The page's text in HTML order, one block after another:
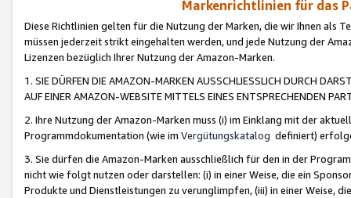
Markenrichtlinien für das
Diese Richtlinien gelten für die Nutzung der Marken, die wir Ihnen als
müssen jederzeit strikt eingehalten werden, und jede Nutzung der
Lizenzen bezüglich Ihrer Nutzung der Amazon-Marken.
1. SIE DÜRFEN DIE AMAZON-MARKEN AUSSCHLIESSLICH DURCH
AUF EINER AMAZON-WEBSITE MITTELS EINES ENTSPRECHENDEN
2. Ihre Nutzung der Amazon-Marken muss (i) im Einklang mit der
Programmdokumentation (wie im Vergütungskatalog definiert)
3. Sie dürfen die Amazon-Marken ausschließlich für den in der
nicht wie folgt nutzen oder darstellen: (i) in einer Weise, die ein
Produkte und Dienstleistungen zu verunglimpfen, (iii) in einer Weise,